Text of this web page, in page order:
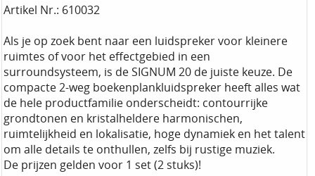
Artikel Nr.: 610032
Als je op zoek bent naar een luidspreker voor kleinere
ruimtes of voor het effectgebied in een
surroundsysteem, is de SIGNUM 20 de juiste keuze. De
compacte 2-weg boekenplankluidspreker heeft alles wat
de hele productfamilie onderscheidt: contourrijke
grondtonen en kristalheldere harmonischen,
ruimtelijkheid en lokalisatie, hoge dynamiek en het talent
om alle details te onthullen, zelfs bij rustige muziek.
De prijzen gelden voor 1 set (2 stuks)!